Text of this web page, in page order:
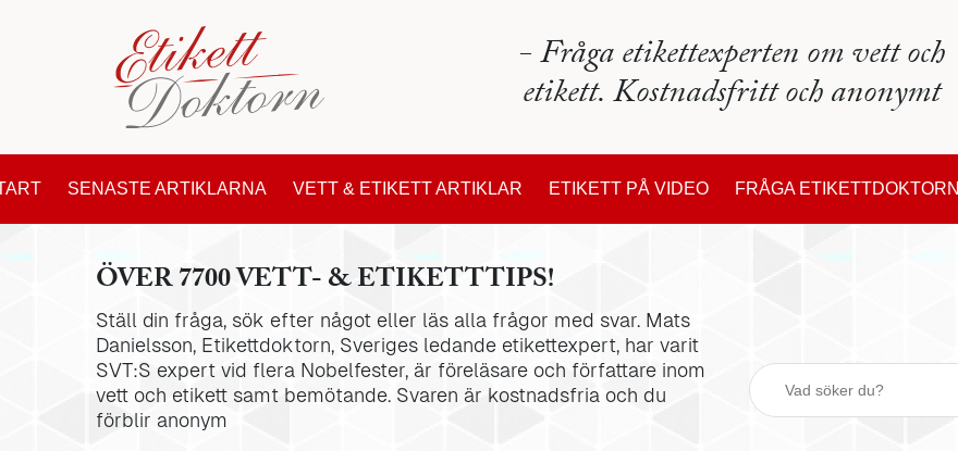
- Fråga etikettexperten om vett och
etikett. Kostnadsfritt och anonymt
SENASTE ARTIKLARNA VETT & ETIKETT ARTIKLAR ETIKETT PÅ VIDEO FRÅGA ETIKETTDOKTORN
ÖVER 7700 VETT- & ETIKETTTIPS!
Ställ din fråga, sök efter något eller läs alla frågor med svar. Mats
Danielsson, Etikettdoktorn, Sveriges ledande etikettexpert, har varit
SVT:S expert vid flera Nobelfester, är föreläsare och författare inom
vett och etikett samt bemötande. Svaren är kostnadsfria och du
förblir anonym